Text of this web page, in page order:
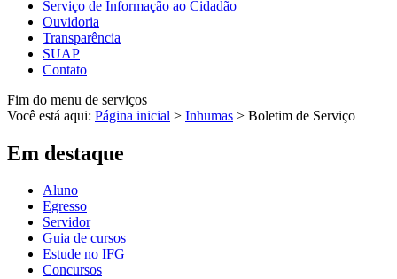
Serviço de Informação ao Cidadão
Ouvidoria
Transparência
SUAP
Contato
Fim do menu de serviços
Você está aqui: Página inicial > Inhumas > Boletim de Serviço
Em destaque
Aluno
Egresso
Servidor
Guia de cursos
Estude no IFG
Concursos